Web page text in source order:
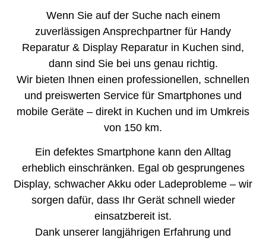
Wenn Sie auf der Suche nach einem
zuverlässigen Ansprechpartner für Handy
Reparatur & Display Reparatur in Kuchen sind,
dann sind Sie bei uns genau richtig.
Wir bieten Ihnen einen professionellen, schnellen
und preiswerten Service für Smartphones und
mobile Geräte – direkt in Kuchen und im Umkreis
von 150 km.
Ein defektes Smartphone kann den Alltag
erheblich einschränken. Egal ob gesprungenes
Display, schwacher Akku oder Ladeprobleme – wir
sorgen dafür, dass Ihr Gerät schnell wieder
einsatzbereit ist.
Dank unserer langjährigen Erfahrung und